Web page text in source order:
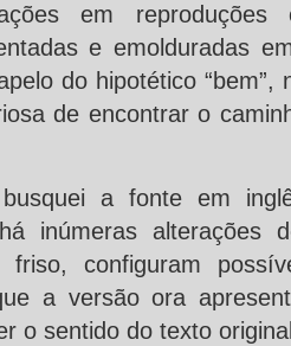
em
e emolduradas
do hipotético
de encontrar o
a fonte em
inúmeras alterações
configuram
a versão ora
o sentido do texto